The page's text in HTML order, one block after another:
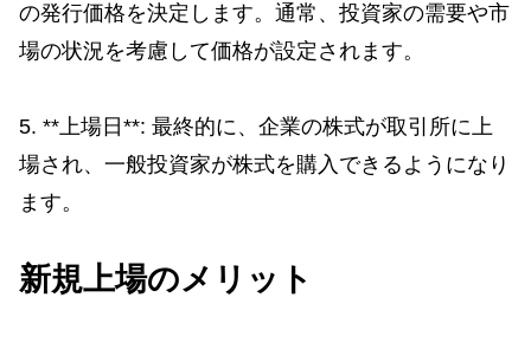
の発行価格を決定します。通常、投資家の需要や市
場の状況を考慮して価格が設定されます。
5. **上場日**: 最終的に、企業の株式が取引所に上
場され、一般投資家が株式を購入できるようになり
ます。
新規上場のメリット